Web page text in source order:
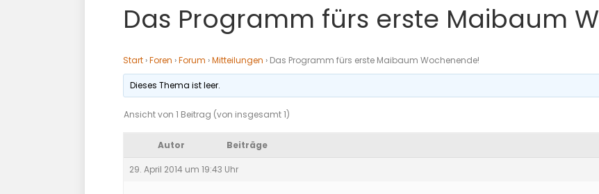
Das Programm fürs erste Maibaum
Start ›Foren ›Forum ›Mitteilungen › Das Programm fürs erste Maibaum Wochenende!
Dieses Thema ist leer.
Ansicht von 1 Beitrag (von insgesamt 1)
Autor Beiträge
29. April 2014 um 19:43 Uhr